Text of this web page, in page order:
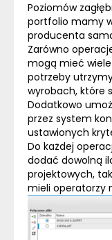
Poziomów
portfolio mamy
producenta
Zarówno
mogą mieć
potrzeby
wyrobach, które
Dodatkowo
przez system
ustawionych
Do każdej
dodać dowolną
projektowych,
mieli operatorzy